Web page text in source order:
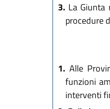
3. La
procedure
1. Alle
funzioni
interventi